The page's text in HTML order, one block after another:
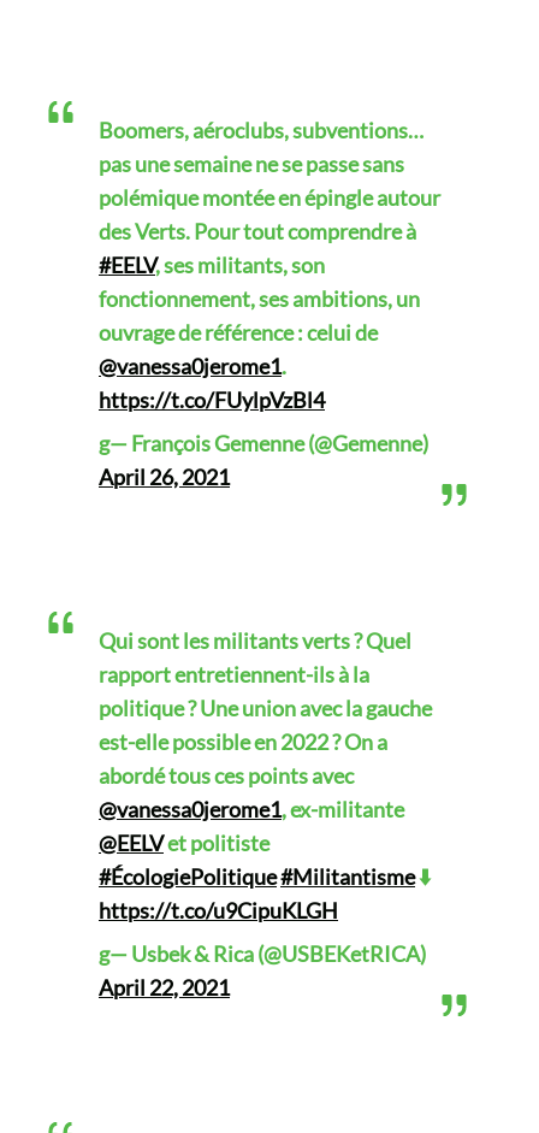
Boomers, aéroclubs, subventions…
pas une semaine ne se passe sans
polémique montée en épingle autour
des Verts. Pour tout comprendre à
#EELV, ses militants, son
fonctionnement, ses ambitions, un
ouvrage de référence : celui de
@vanessa0jerome1.
https://t.co/FUylpVzBl4
g— François Gemenne (@Gemenne)
April 26, 2021
Qui sont les militants verts ? Quel
rapport entretiennent-ils à la
politique ? Une union avec la gauche
est-elle possible en 2022 ? On a
abordé tous ces points avec
@vanessa0jerome1, ex-militante
@EELVet politiste
#ÉcologiePolitique#Militantisme⬇️
https://t.co/u9CipuKLGH
g— Usbek & Rica (@USBEKetRICA)
April 22, 2021